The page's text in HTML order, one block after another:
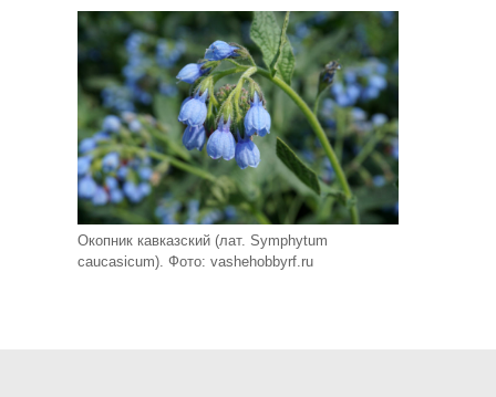
Окопник кавказский (лат. Symphytum
caucasicum). Фото: vashehobbyrf.ru